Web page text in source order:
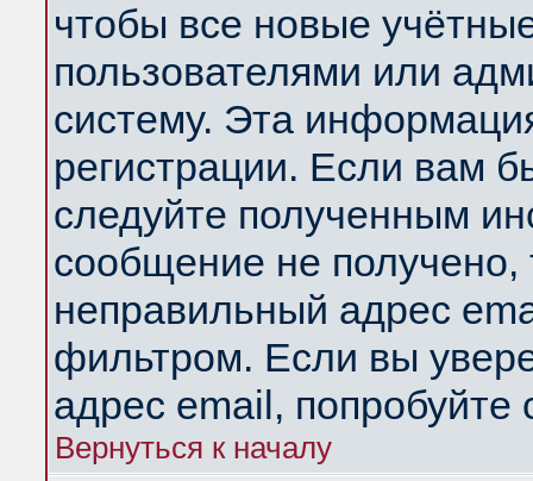
чтобы все новые
пользователями или
систему. Эта
регистрации. Если вам
следуйте полученным
сообщение не получено,
неправильный адрес
фильтром. Если вы
адрес email, попробуйте
Вернуться к началу